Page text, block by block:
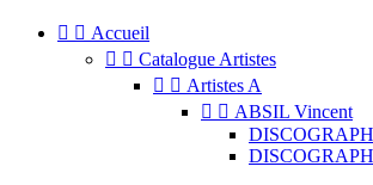
  Accueil
  Catalogue Artistes
  Artistes A
  ABSIL Vincent